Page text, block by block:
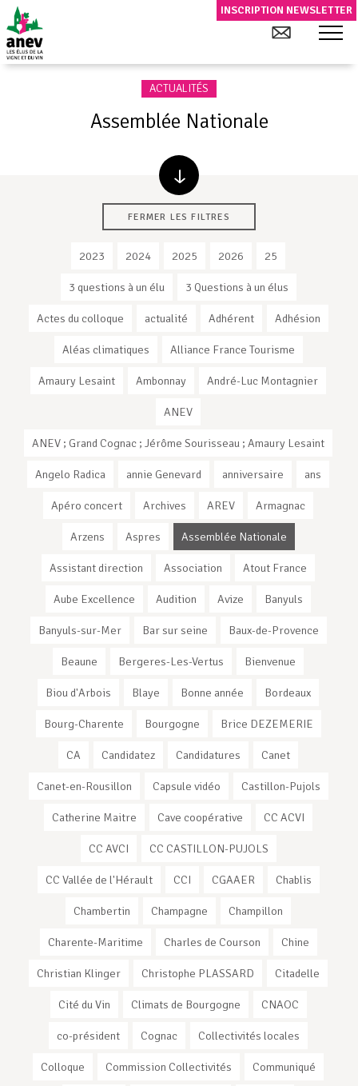
INSCRIPTION NEWSLETTER
ACTUALITÉS
Assemblée Nationale
FERMER LES FILTRES
2023 2024 2025 2026 25
3 questions à un élu 3 Questions à un élus
Actes du colloque actualité Adhérent Adhésion
Aléas climatiques Alliance France Tourisme
Amaury Lesaint Ambonnay André-Luc Montagnier
ANEV
ANEV ; Grand Cognac ; Jérôme Sourisseau ; Amaury Lesaint
Angelo Radica annie Genevard anniversaire ans
Apéro concert Archives AREV Armagnac
Arzens Aspres Assemblée Nationale
Assistant direction Association Atout France
Aube Excellence Audition Avize Banyuls
Banyuls-sur-Mer Bar sur seine Baux-de-Provence
Beaune Bergeres-Les-Vertus Bienvenue
Biou d'Arbois Blaye Bonne année Bordeaux
Bourg-Charente Bourgogne Brice DEZEMERIE
CA Candidatez Candidatures Canet
Canet-en-Rousillon Capsule vidéo Castillon-Pujols
Catherine Maitre Cave coopérative CC ACVI
CC AVCI CC CASTILLON-PUJOLS
CC Vallée de l'Hérault CCI CGAAER Chablis
Chambertin Champagne Champillon
Charente-Maritime Charles de Courson Chine
Christian Klinger Christophe PLASSARD Citadelle
Cité du Vin Climats de Bourgogne CNAOC
co-président Cognac Collectivités locales
Colloque Commission Collectivités Communiqué